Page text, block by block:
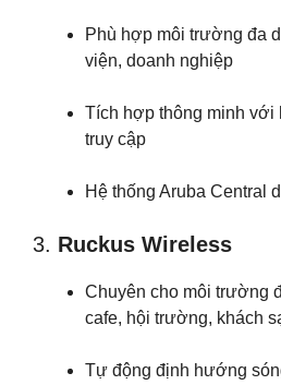
Phù hợp môi trường đa
viện, doanh nghiệp
Tích hợp thông minh với
truy cập
Hệ thống Aruba Central
3. Ruckus Wireless
Chuyên cho môi trường
cafe, hội trường, khách
Tự động định hướng